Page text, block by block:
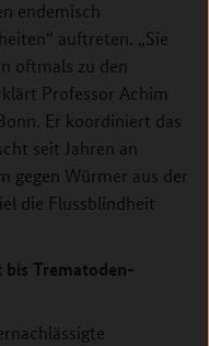
endemisch
auftreten. „Sie
oftmals zu den
Professor Achim
Er koordiniert das
seit Jahren an
gegen Würmer aus der
die Flussblindheit
Trematoden-